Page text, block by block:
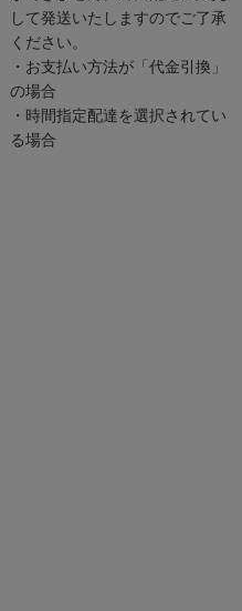
して発送いたしますのでご了承
ください。
・お支払い方法が「代金引換」
の場合
・時間指定配達を選択されてい
る場合